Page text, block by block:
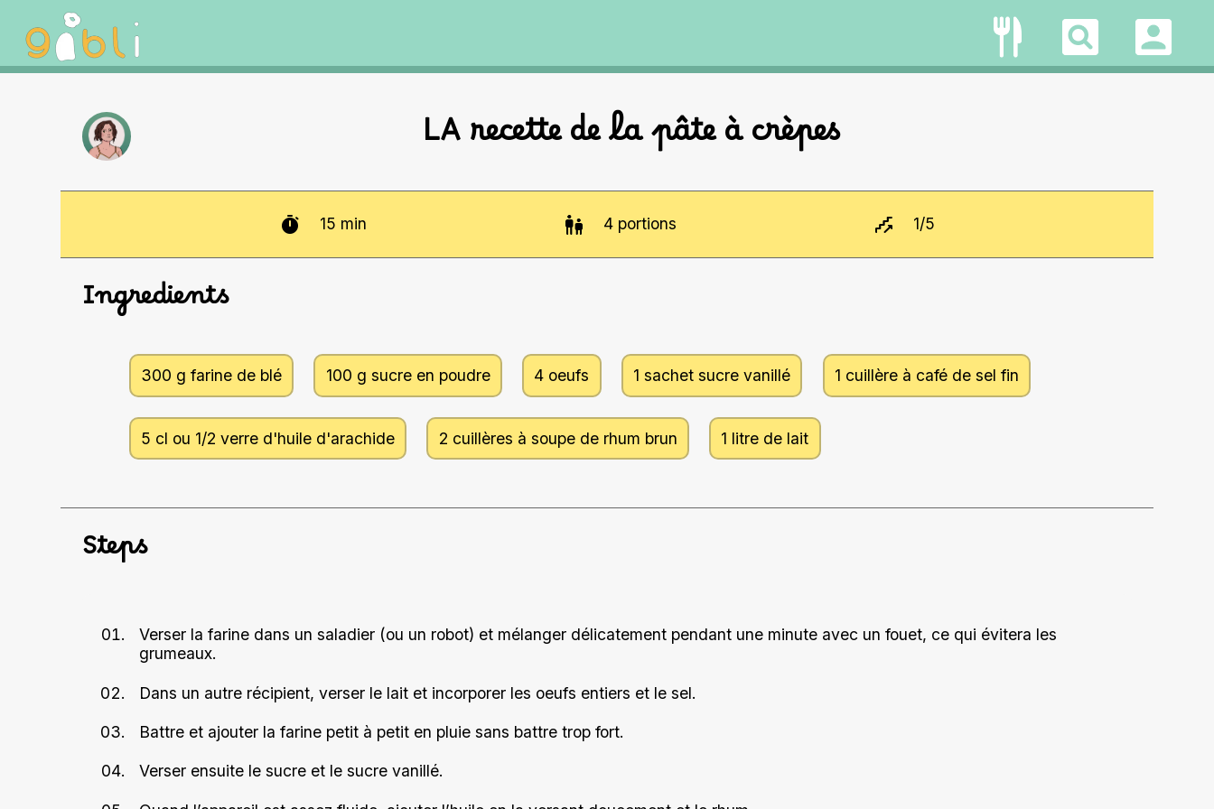
LA recette de la pâte à crèpes
15 min 4portions 1/5
Ingredients
300 g farine de blé 100 g sucre en poudre 4 oeufs 1 sachet sucre vanillé 1 cuillère à café de sel fin
5 cl ou 1/2 verre d'huile d'arachide 2 cuillères à soupe de rhum brun 1 litre de lait
Steps
Verser la farine dans un saladier (ou un robot) et mélanger délicatement pendant une minute avec un fouet, ce qui évitera les
grumeaux.
Dans un autre récipient, verser le lait et incorporer les oeufs entiers et le sel.
Battre et ajouter la farine petit à petit en pluie sans battre trop fort.
Verser ensuite le sucre et le sucre vanillé.